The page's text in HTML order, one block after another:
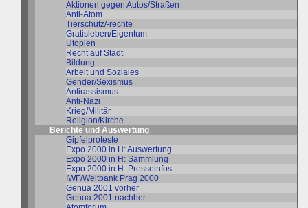
Aktionen gegen Autos/Straßen
Anti-Atom
Tierschutz/-rechte
Gratisleben/Eigentum
Utopien
Recht auf Stadt
Bildung
Arbeit und Soziales
Gender/Sexismus
Antirassismus
Anti-Nazi
Krieg/Militär
Religion/Kirche
Berichte und Auswertung
Gipfelproteste
Expo 2000 in H: Auswertung
Expo 2000 in H: Sammlung
Expo 2000 in H: Presseinfos
IWF/Weltbank Prag 2000
Genua 2001 vorher
Genua 2001 nachher